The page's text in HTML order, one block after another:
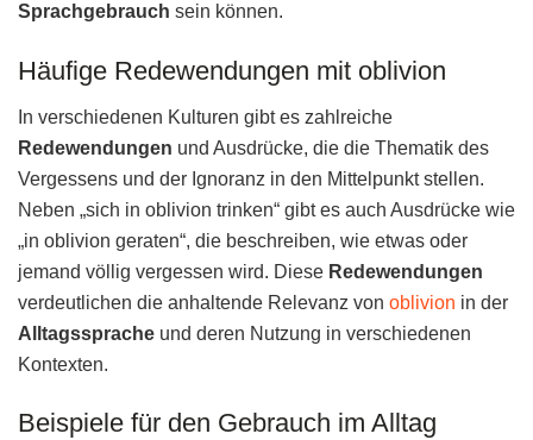
Sprachgebrauch sein können.
Häufige Redewendungen mit oblivion
In verschiedenen Kulturen gibt es zahlreiche
Redewendungen und Ausdrücke, die die Thematik des
Vergessens und der Ignoranz in den Mittelpunkt stellen.
Neben „sich in oblivion trinken“ gibt es auch Ausdrücke wie
„in oblivion geraten“, die beschreiben, wie etwas oder
jemand völlig vergessen wird. Diese Redewendungen
verdeutlichen die anhaltende Relevanz von oblivion in der
Alltagssprache und deren Nutzung in verschiedenen
Kontexten.
Beispiele für den Gebrauch im Alltag